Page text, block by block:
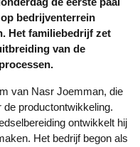
bedrijventerrein
Het familiebedrijf zet
van de
productontwikkeling.
ontwikkelt hij
Het bedrijf begon als